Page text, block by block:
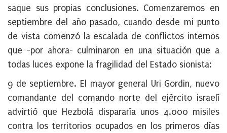
saque sus propias conclusiones. Comenzaremos en
septiembre del año pasado, cuando desde mi punto
de vista comenzó la escalada de conflictos internos
que -por ahora- culminaron en una situación que a
todas luces expone la fragilidad del Estado sionista:
9 de septiembre. El mayor general Uri Gordin, nuevo
comandante del comando norte del ejército israelí
advirtió que Hezbolá dispararía unos 4.000 misiles
contra los territorios ocupados en los primeros días